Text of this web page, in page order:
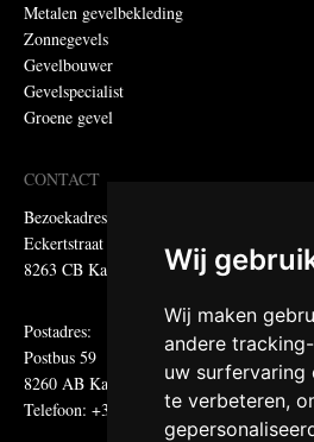
Wij
Wij maken
andere
uw surfervaring
te verbeteren,
Metalen gevelbekleding
Zonnegevels
Gevelbouwer
Gevelspecialist
Groene gevel
CONTACT
Bezoekadres:
Eckertstraat 75
8263 CB Kampen
Postadres:
Postbus 59
8260 AB Kampen
Telefoon: +31 (0)38 331 81 81